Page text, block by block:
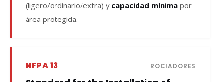
(ligero/ordinario/extra) y capacidad mínima por
área protegida.
NFPA 13 ROCIADORES